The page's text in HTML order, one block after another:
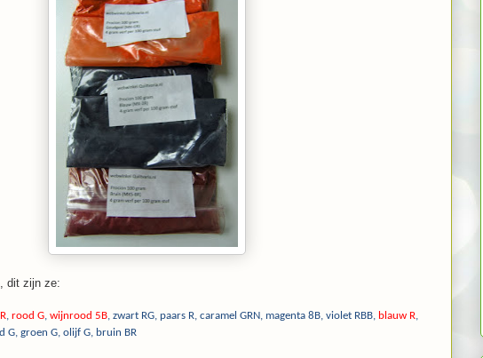
dit zijn ze:
rood G wijnrood 5B , zwart RG, paars R, caramel GRN, magenta 8B, violet RBB, blauw R
G, groen G, olijf G, bruin BR